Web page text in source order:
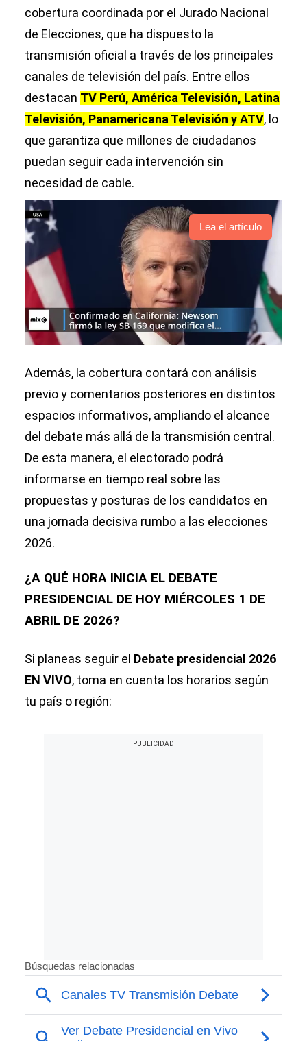
cobertura coordinada por el Jurado Nacional
de Elecciones, que ha dispuesto la
transmisión oficial a través de los principales
canales de televisión del país. Entre ellos
destacan TV Perú, América Televisión, Latina
Televisión, Panamericana Televisión y ATV, lo
que garantiza que millones de ciudadanos
puedan seguir cada intervención sin
necesidad de cable.
Lea el artículo
Además, la cobertura contará con análisis
previo y comentarios posteriores en distintos
espacios informativos, ampliando el alcance
del debate más allá de la transmisión central.
De esta manera, el electorado podrá
informarse en tiempo real sobre las
propuestas y posturas de los candidatos en
una jornada decisiva rumbo a las elecciones
2026.
¿A QUÉ HORA INICIA EL DEBATE
PRESIDENCIAL DE HOY MIÉRCOLES 1 DE
ABRIL DE 2026?
Si planeas seguir el Debate presidencial 2026
EN VIVO, toma en cuenta los horarios según
tu país o región: